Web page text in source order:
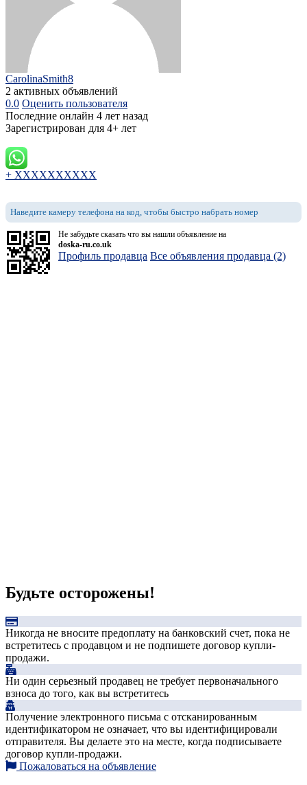
CarolinaSmith8
2 активных объявлений
0.0 Оценить пользователя
Последние онлайн 4 лет назад
Зарегистрирован для 4+ лет
+ XXXXXXXXXX
Наведите камеру телефона на код, чтобы быстро набрать номер
Не забудьте сказать что вы нашли объявление на
doska-ru.co.uk
Профиль продавца Все объявления продавца (2)
Будьте осторожены!
Никогда не вносите предоплату на банковский счет, пока не
встретитесь с продавцом и не подпишете договор купли-
продажи.
Ни один серьезный продавец не требует первоначального
взноса до того, как вы встретитесь
Получение электронного письма с отсканированным
идентификатором не означает, что вы идентифицировали
отправителя. Вы делаете это на месте, когда подписываете
договор купли-продажи.
Пожаловаться на объявление